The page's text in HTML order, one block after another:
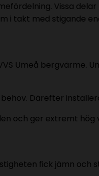
Vissa
i takt med stigande
Umeå
Därefter
och ger extremt hög
fick jämn